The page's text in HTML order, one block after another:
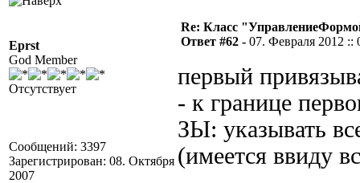
Eprst
God Member
Отсутствует
Сообщений: 3397
Зарегистрирован: 08. Октября
2007
Re: Класс
Ответ #62 - 07. Февраля 2012 ::
первый
- к границе
ЗЫ: указывать
(имеется ввиду